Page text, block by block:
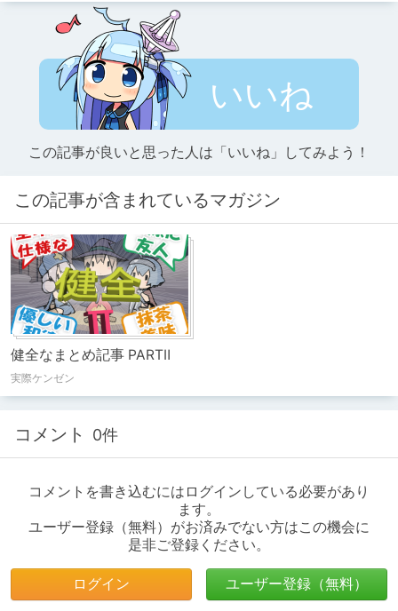
いいね
この記事が良いと思った人は「いいね」してみよう！
この記事が含まれているマガジン
健全なまとめ記事 PARTⅡ
実際ケンゼン
コメント 0件
コメントを書き込むにはログインしている必要があり
ます。
ユーザー登録（無料）がお済みでない方はこの機会に
是非ご登録ください。
ログイン ユーザー登録（無料）